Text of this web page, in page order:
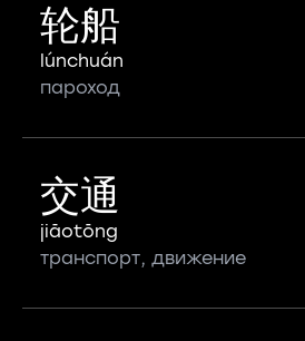
轮船
lúnchuán
пароход
交通
jiāotōng
транспорт, движение